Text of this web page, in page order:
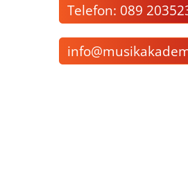
Telefon: 089
nf m s k k d